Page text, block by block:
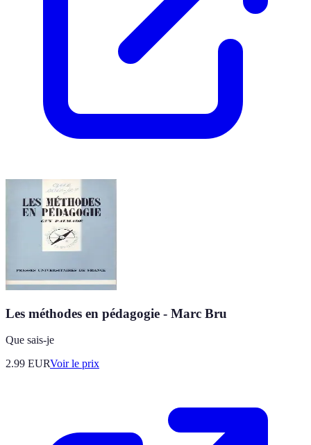
Les méthodes en pédagogie - Marc Bru
Que sais-je
2.99 EURVoir le prix